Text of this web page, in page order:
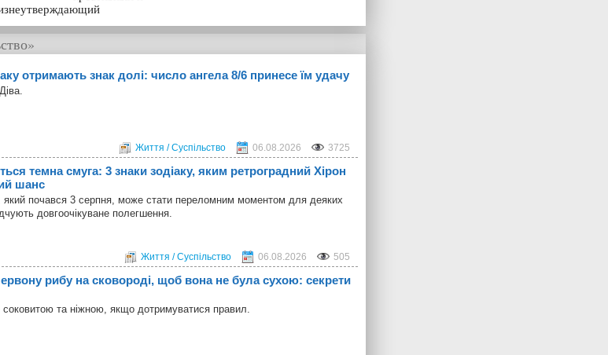
отримають знак долі: число ангела 8/6 принесе їм удачу
Життя / Суспільство 06.08.2026 3725
темна смуга: 3 знаки зодіаку, яким ретроградний Хірон
шанс
який почався 3 серпня, може стати переломним моментом для деяких
довгоочікуване полегшення.
Життя / Суспільство 06.08.2026 505
рибу на сковороді, щоб вона не була сухою: секрети
та ніжною, якщо дотримуватися правил.